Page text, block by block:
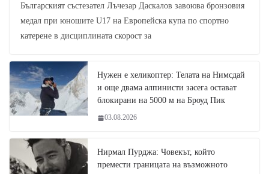
Българският състезател Лъчезар Даскалов завоюва бронзовия
медал при юношите U17 на Европейска купа по спортно
катерене в дисциплината скорост за
Нужен е хеликоптер: Телата на Нимсдай
и още двама алпинисти засега остават
блокирани на 5000 м на Броуд Пик
03.08.2026
Нирмал Пурджа: Човекът, който
премести границата на възможното